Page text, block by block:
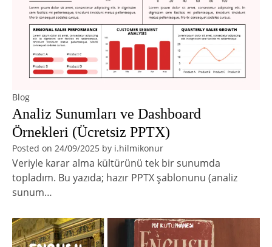
Blog
Analiz Sunumları ve Dashboard
Örnekleri (Ücretsiz PPTX)
Posted on 24/09/2025 by i.hilmikonur
Veriyle karar alma kültürünü tek bir sunumda
topladım. Bu yazıda; hazır PPTX şablonunu (analiz
sunum…